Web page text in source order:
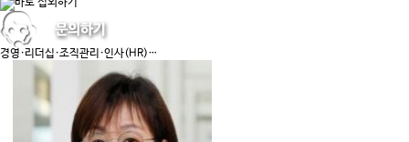
경영·리더십·조직관리·인사(HR)…